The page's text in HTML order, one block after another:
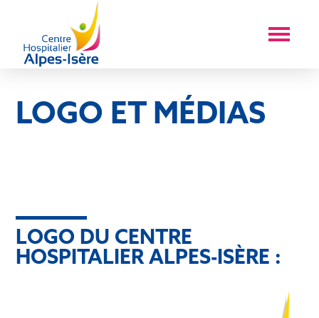
LOGO ET MÉDIAS
LOGO DU CENTRE
HOSPITALIER ALPES-ISÈRE :